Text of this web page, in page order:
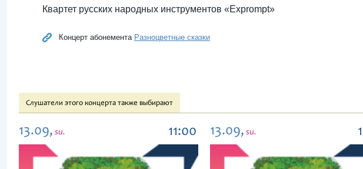
Квартет русских народных инструментов «Exprompt»
Концерт абонемента Разноцветные сказки
Слушатели этого концерта также выбирают
13.09, su. 11:00 13.09, su.